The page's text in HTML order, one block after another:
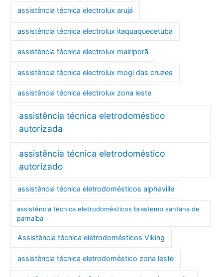
assistência técnica electrolux arujá
assistência técnica electrolux itaquaquecetuba
assistência técnica electrolux mairiporã
assistência técnica electrolux mogi das cruzes
assistência técnica electrolux zona leste
assistência técnica eletrodoméstico
autorizada
assistência técnica eletrodoméstico
autorizado
assistência técnica eletrodomésticos alphaville
assistência técnica eletrodomésticos brastemp santana de
parnaíba
Assistência técnica eletrodomésticos Viking
assistência técnica eletrodoméstico zona leste